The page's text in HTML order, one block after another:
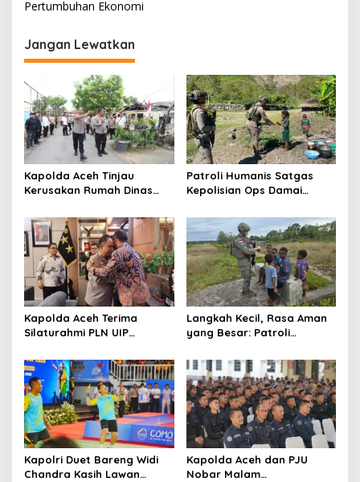
i
a
i
p
o
s
Pertumbuhan Ekonomi
Jangan Lewatkan
Kapolda Aceh Tinjau
Kerusakan Rumah Dinas
Angin Kencang Disertai
Hujan
Patroli Humanis Satgas
Kepolisian Ops Damai
Pererat Kedekatan dengan
Masyarakat
Kapolda Aceh Terima
Silaturahmi PLN UIP
Perkuat Sinergi Dukung
Infrastruktur
Ketenagalistrikan
Langkah Kecil, Rasa Aman
yang Besar: Patroli
Cartenz Hangatkan
Kenyam
Kapolri Duet Bareng Widi
Chandra Kasih Lawan
Kapolda Aceh dan PJU
Nobar Malam